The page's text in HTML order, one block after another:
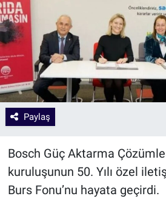
Paylaş
Bosch Güç Aktarma
kuruluşunun 50. Yılı özel
Burs Fonu’nu hayata geçirdi.